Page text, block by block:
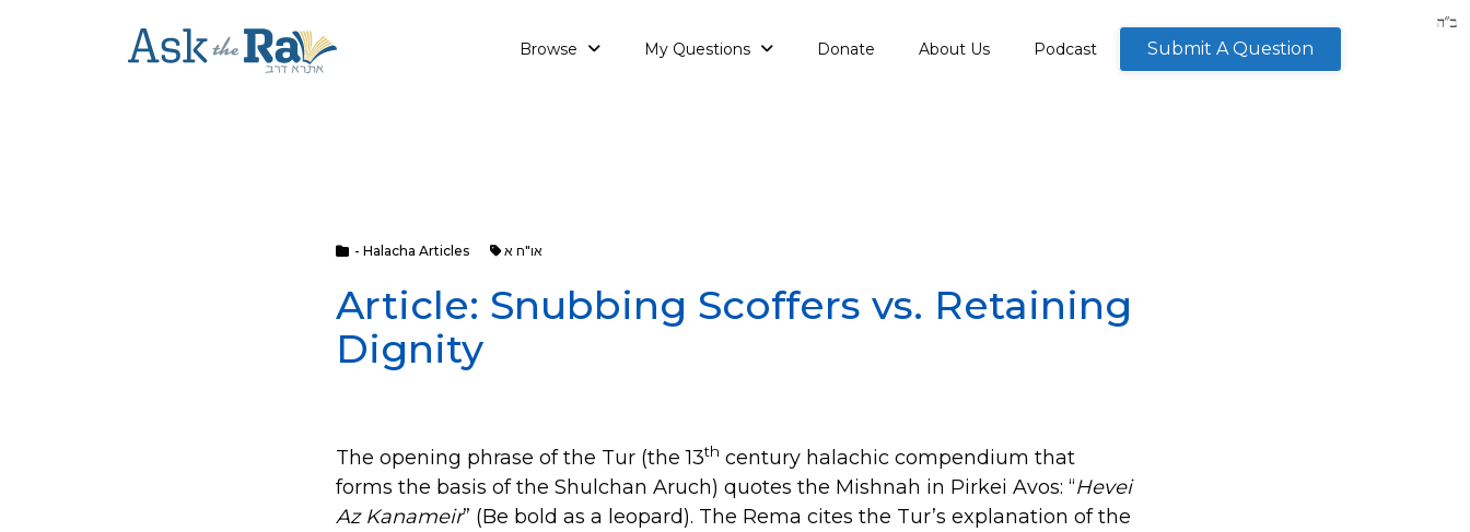
Browse My Questions Donate About Us Podcast Submit A Question
- Halacha Articles או"ח א
Article: Snubbing Scoffers vs. Retaining
Dignity
The opening phrase of the Tur (the 13th century halachic compendium that
forms the basis of the Shulchan Aruch) quotes the Mishnah in Pirkei Avos: “Hevei
Az Kanameir” (Be bold as a leopard). The Rema cites the Tur’s explanation of the